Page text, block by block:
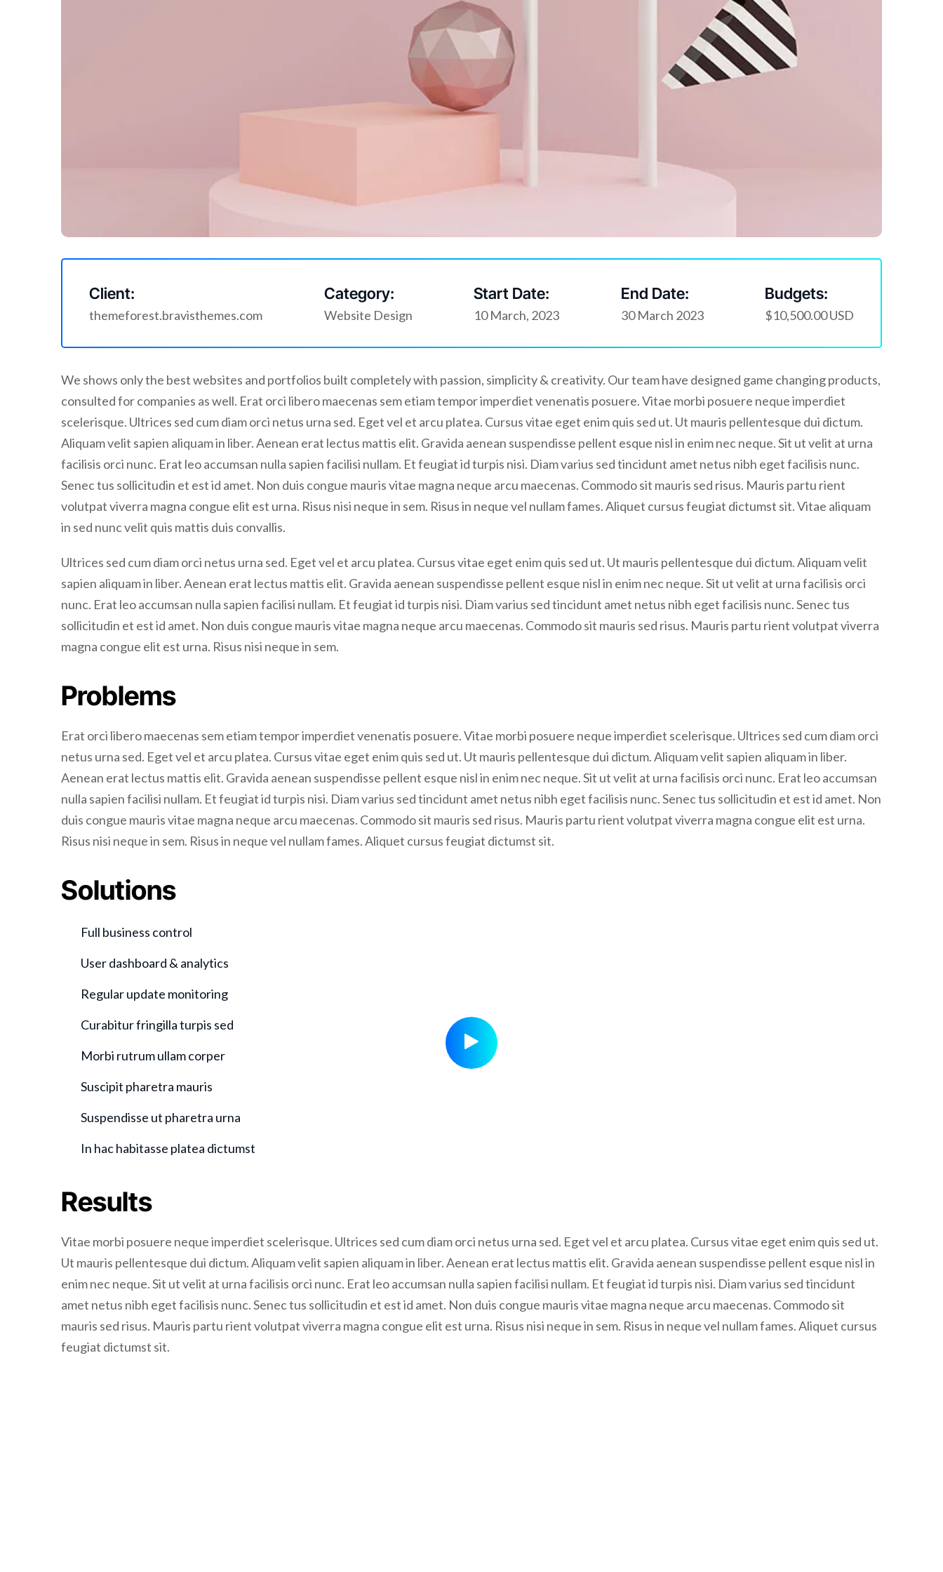
Client:
themeforest.bravisthemes.com
Category:
Website Design
Start Date:
10 March, 2023
End Date:
30 March 2023
Budgets:
$10,500.00 USD
We shows only the best websites and portfolios built completely with passion, simplicity & creativity. Our team have designed game changing products,
consulted for companies as well. Erat orci libero maecenas sem etiam tempor imperdiet venenatis posuere. Vitae morbi posuere neque imperdiet
scelerisque. Ultrices sed cum diam orci netus urna sed. Eget vel et arcu platea. Cursus vitae eget enim quis sed ut. Ut mauris pellentesque dui dictum.
Aliquam velit sapien aliquam in liber. Aenean erat lectus mattis elit. Gravida aenean suspendisse pellent esque nisl in enim nec neque. Sit ut velit at urna
facilisis orci nunc. Erat leo accumsan nulla sapien facilisi nullam. Et feugiat id turpis nisi. Diam varius sed tincidunt amet netus nibh eget facilisis nunc.
Senec tus sollicitudin et est id amet. Non duis congue mauris vitae magna neque arcu maecenas. Commodo sit mauris sed risus. Mauris partu rient
volutpat viverra magna congue elit est urna. Risus nisi neque in sem. Risus in neque vel nullam fames. Aliquet cursus feugiat dictumst sit. Vitae aliquam
in sed nunc velit quis mattis duis convallis.
Ultrices sed cum diam orci netus urna sed. Eget vel et arcu platea. Cursus vitae eget enim quis sed ut. Ut mauris pellentesque dui dictum. Aliquam velit
sapien aliquam in liber. Aenean erat lectus mattis elit. Gravida aenean suspendisse pellent esque nisl in enim nec neque. Sit ut velit at urna facilisis orci
nunc. Erat leo accumsan nulla sapien facilisi nullam. Et feugiat id turpis nisi. Diam varius sed tincidunt amet netus nibh eget facilisis nunc. Senec tus
sollicitudin et est id amet. Non duis congue mauris vitae magna neque arcu maecenas. Commodo sit mauris sed risus. Mauris partu rient volutpat viverra
magna congue elit est urna. Risus nisi neque in sem.
Problems
Erat orci libero maecenas sem etiam tempor imperdiet venenatis posuere. Vitae morbi posuere neque imperdiet scelerisque. Ultrices sed cum diam orci
netus urna sed. Eget vel et arcu platea. Cursus vitae eget enim quis sed ut. Ut mauris pellentesque dui dictum. Aliquam velit sapien aliquam in liber.
Aenean erat lectus mattis elit. Gravida aenean suspendisse pellent esque nisl in enim nec neque. Sit ut velit at urna facilisis orci nunc. Erat leo accumsan
nulla sapien facilisi nullam. Et feugiat id turpis nisi. Diam varius sed tincidunt amet netus nibh eget facilisis nunc. Senec tus sollicitudin et est id amet. Non
duis congue mauris vitae magna neque arcu maecenas. Commodo sit mauris sed risus. Mauris partu rient volutpat viverra magna congue elit est urna.
Risus nisi neque in sem. Risus in neque vel nullam fames. Aliquet cursus feugiat dictumst sit.
Solutions
Full business control
User dashboard & analytics
Regular update monitoring
Curabitur fringilla turpis sed
Morbi rutrum ullam corper
Suscipit pharetra mauris
Suspendisse ut pharetra urna
In hac habitasse platea dictumst
Results
Vitae morbi posuere neque imperdiet scelerisque. Ultrices sed cum diam orci netus urna sed. Eget vel et arcu platea. Cursus vitae eget enim quis sed ut.
Ut mauris pellentesque dui dictum. Aliquam velit sapien aliquam in liber. Aenean erat lectus mattis elit. Gravida aenean suspendisse pellent esque nisl in
enim nec neque. Sit ut velit at urna facilisis orci nunc. Erat leo accumsan nulla sapien facilisi nullam. Et feugiat id turpis nisi. Diam varius sed tincidunt
amet netus nibh eget facilisis nunc. Senec tus sollicitudin et est id amet. Non duis congue mauris vitae magna neque arcu maecenas. Commodo sit
mauris sed risus. Mauris partu rient volutpat viverra magna congue elit est urna. Risus nisi neque in sem. Risus in neque vel nullam fames. Aliquet cursus
feugiat dictumst sit.